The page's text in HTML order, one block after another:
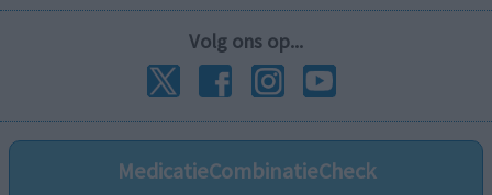
Volg ons op...
MedicatieCombinatieCheck